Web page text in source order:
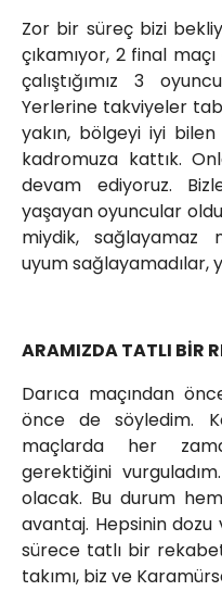
Zor bir süreç bizi
çıkamıyor, 2 final
çalıştığımız 3
Yerlerine takviyeler
yakın, bölgeyi iyi
kadromuza kattık.
devam ediyoruz.
yaşayan oyuncular
miydik, sağlayamaz
uyum sağlayamadılar,
ARAMIZDA TATLI BİR
Darıca maçından
önce de söyledim.
maçlarda her
gerektiğini
olacak. Bu durum
avantaj. Hepsinin dozu
sürece tatlı bir
takımı, biz ve